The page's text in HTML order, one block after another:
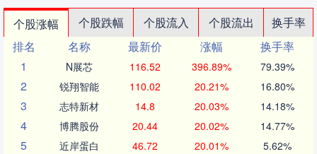
个股涨幅 个股跌幅 个股流入 个股流出
换手率
排名
名称 最新价 涨幅
换手率
1
N展芯 116.52 396.89% 79.39%
2 锐翔智能 110.02 20.21% 16.80%
3 志特新材 14.8 20.03% 14.18%
4 博腾股份 20.44 20.02% 14.77%
5 近岸蛋白 46.72 20.01% 5.62%